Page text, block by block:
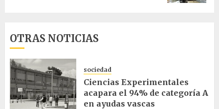
OTRAS NOTICIAS
sociedad
Ciencias Experimentales
acapara el 94% de categoría A
en ayudas vascas